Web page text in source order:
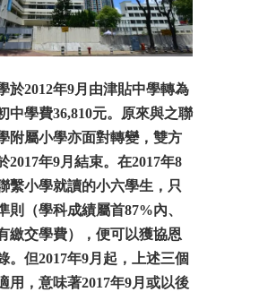
於2012年9月由津貼中學轉為
中學費36,810元。
原來與之聯
附屬小學亦面對轉變，雙方
2017年9月結束。在2017年8
繫小學就讀的小六學生，只
則（學科成績屬首87%內、
繳交學費），便可以獲協恩
。但2017年9月起，上述三個
用，意味著2017年9月或以後